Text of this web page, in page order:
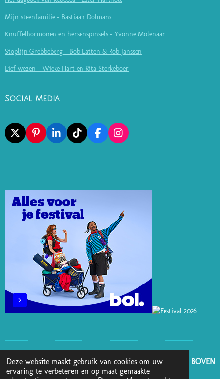
Deze website maakt gebruik van cookies om uw
ervaring te verbeteren en op maat gemaakte
Mijn steenfamilie - Bastiaan Dolmans
Knuffelhormonen en hersenspinsels - Yvonne Molenaar
Stoplijn Grebbeberg - Bob Latten & Rob Janssen
Lief wezen - Wieke Hart en Rita Sterkeboer
Social Media
X
P
I
N
E
S
T
L
I
N
I
N
T
I
K
F
A
C
O
I
N
S
R
M
GA NAAR BOVEN